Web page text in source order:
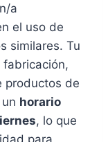
a
el uso de
similares. Tu
productos de
horario
, lo que
para